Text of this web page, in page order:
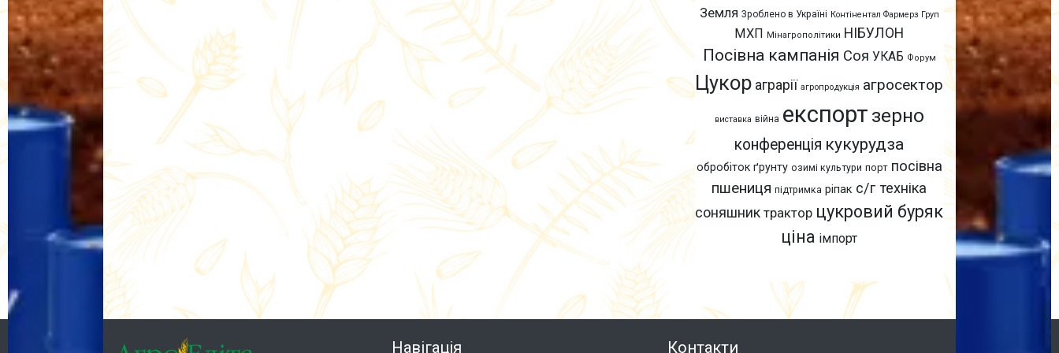
Земля Зроблено в Україні Контінентал Фармерз Груп
МХП Мінагрополітики НІБУЛОН
Посівна кампанія Соя УКАБ Форум
Цукор аграрії агропродукція агросектор
виставка війна експорт зерно
конференція кукурудза
обробіток ґрунту озимі культури порт посівна
пшениця підтримка ріпак с/г техніка
соняшник трактор цукровий буряк
ціна імпорт
Навігація Контакти